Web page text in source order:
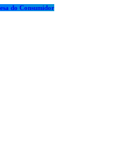
do Consumidor